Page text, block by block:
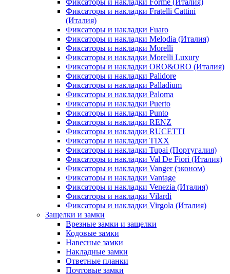
Фиксаторы и накладки Forme (Италия)
Фиксаторы и накладки Fratelli Cattini
(Италия)
Фиксаторы и накладки Fuaro
Фиксаторы и накладки Melodia (Италия)
Фиксаторы и накладки Morelli
Фиксаторы и накладки Morelli Luxury
Фиксаторы и накладки ORO&ORO (Италия)
Фиксаторы и накладки Palidore
Фиксаторы и накладки Palladium
Фиксаторы и накладки Paloma
Фиксаторы и накладки Puerto
Фиксаторы и накладки Punto
Фиксаторы и накладки RENZ
Фиксаторы и накладки RUCETTI
Фиксаторы и накладки TIXX
Фиксаторы и накладки Tupai (Португалия)
Фиксаторы и накладки Val De Fiori (Италия)
Фиксаторы и накладки Vanger (эконом)
Фиксаторы и накладки Vantage
Фиксаторы и накладки Venezia (Италия)
Фиксаторы и накладки Vilardi
Фиксаторы и накладки Virgola (Италия)
Защелки и замки
Врезные замки и защелки
Кодовые замки
Навесные замки
Накладные замки
Ответные планки
Почтовые замки